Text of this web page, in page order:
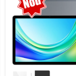
Telefoane mobile
Telefoane mobile
Telefoane mobile
Telefoane mobile
Telefoane mobile